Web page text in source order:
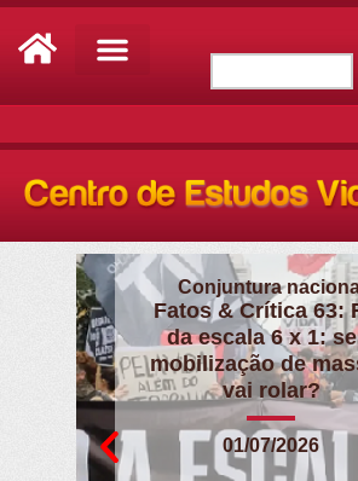
Conjuntura
Fatos & Crítica
cerco
Cuba
02/06/2026